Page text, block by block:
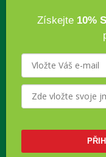
Získejte 10%